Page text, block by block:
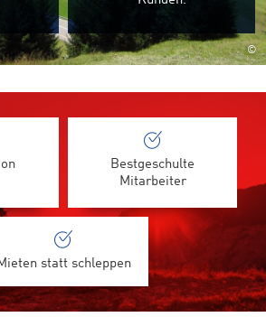
©
Bestgeschulte
Mitarbeiter
statt schleppen